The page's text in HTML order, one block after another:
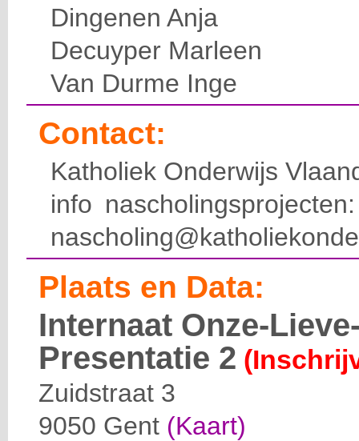
Dingenen Anja
Decuyper Marleen
Van Durme Inge
Contact:
Katholiek Onderwijs
info
Plaats en Data:
Internaat Onze-
Presentatie 2
Zuidstraat 3
9050 Gent (Kaart)